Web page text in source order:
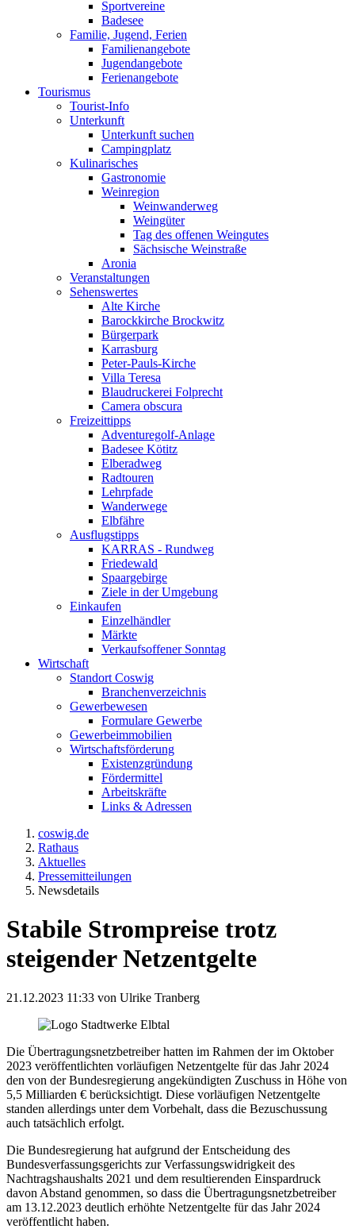
Sportvereine
Badesee
Familie, Jugend, Ferien
Familienangebote
Jugendangebote
Ferienangebote
Tourismus
Tourist-Info
Unterkunft
Unterkunft suchen
Campingplatz
Kulinarisches
Gastronomie
Weinregion
Weinwanderweg
Weingüter
Tag des offenen Weingutes
Sächsische Weinstraße
Aronia
Veranstaltungen
Sehenswertes
Alte Kirche
Barockkirche Brockwitz
Bürgerpark
Karrasburg
Peter-Pauls-Kirche
Villa Teresa
Blaudruckerei Folprecht
Camera obscura
Freizeittipps
Adventuregolf-Anlage
Badesee Kötitz
Elberadweg
Radtouren
Lehrpfade
Wanderwege
Elbfähre
Ausflugstipps
KARRAS - Rundweg
Friedewald
Spaargebirge
Ziele in der Umgebung
Einkaufen
Einzelhändler
Märkte
Verkaufsoffener Sonntag
Wirtschaft
Standort Coswig
Branchenverzeichnis
Gewerbewesen
Formulare Gewerbe
Gewerbeimmobilien
Wirtschaftsförderung
Existenzgründung
Fördermittel
Arbeitskräfte
Links & Adressen
coswig.de
Rathaus
Aktuelles
Pressemitteilungen
Newsdetails
Stabile Strompreise trotz
steigender Netzentgelte
21.12.2023 11:33 von Ulrike Tranberg
Die Übertragungsnetzbetreiber hatten im Rahmen der im Oktober
2023 veröffentlichten vorläufigen Netzentgelte für das Jahr 2024
den von der Bundesregierung angekündigten Zuschuss in Höhe von
5,5 Milliarden € berücksichtigt. Diese vorläufigen Netzentgelte
standen allerdings unter dem Vorbehalt, dass die Bezuschussung
auch tatsächlich erfolgt.
Die Bundesregierung hat aufgrund der Entscheidung des
Bundesverfassungsgerichts zur Verfassungswidrigkeit des
Nachtragshaushalts 2021 und dem resultierenden Einspardruck
davon Abstand genommen, so dass die Übertragungsnetzbetreiber
am 13.12.2023 deutlich erhöhte Netzentgelte für das Jahr 2024
veröffentlicht haben.